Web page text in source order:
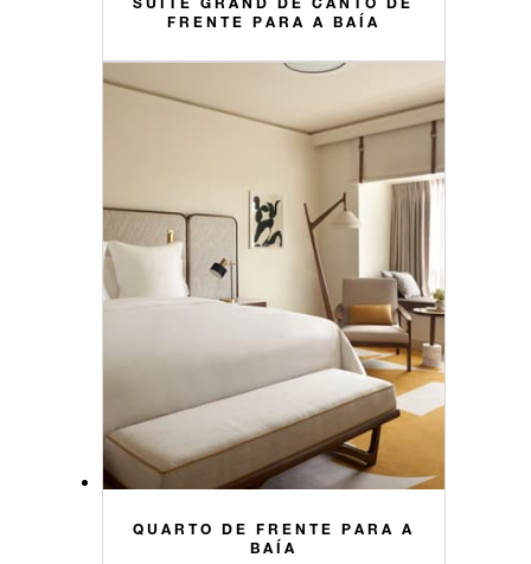
FRENTE PARA A BAÍA
QUARTO DE FRENTE PARA A
BAÍA